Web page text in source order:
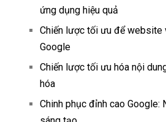
ứng dụng hiệu quả
Chiến lược tối ưu để website
Google
Chiến lược tối ưu hóa nội
hóa
Chinh phục đỉnh cao Google: